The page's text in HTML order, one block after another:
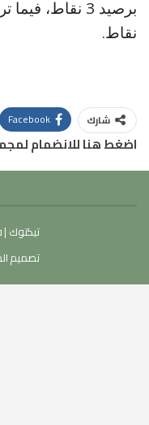
نقاط.
شارك Facebook
اضغط هنا للانضمام
تيكتوك |
تصميم